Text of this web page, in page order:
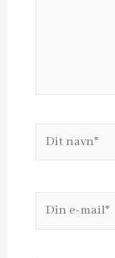
Dit
Din